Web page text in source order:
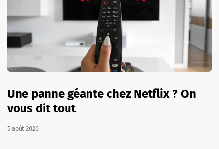
Une panne géante chez Netflix ? On
vous dit tout
5 août 2026